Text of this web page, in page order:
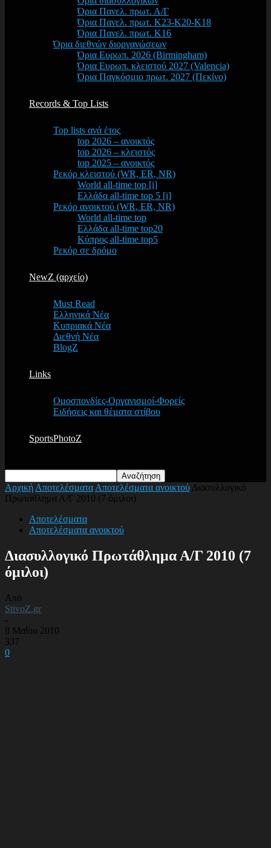
Όρια Πανελ. πρωτ. Α/Γ
Όρια Πανελ. πρωτ. Κ23-Κ20-Κ18
Όρια Πανελ. πρωτ. Κ16
Όρια διεθνών διοργανώσεων
Όρια Ευρωπ. 2026 (Birmingham)
Όρια Ευρωπ. κλειστού 2027 (Valencia)
Όρια Παγκόσμιο πρωτ. 2027 (Πεκίνο)
Records & Top Lists
Top lists ανά έτος
top 2026 – ανοικτός
top 2026 – κλειστός
top 2025 – ανοικτός
Ρεκόρ κλειστού (WR, ER, NR)
World all-time top [i]
Ελλάδα all-time top 5 [i]
Ρεκόρ ανοικτού (WR, ER, NR)
World all-time top
Ελλάδα all-time top20
Κύπρος all-time top5
Ρεκόρ σε δρόμο
NewZ (αρχείο)
Must Read
Ελληνικά Νέα
Κυπριακά Νέα
Διεθνή Νέα
BlogZ
Links
Ομοσπονδίες-Οργανισμοί-Φορείς
Ειδήσεις και θέματα στίβου
SportsPhotoZ
Αρχική Αποτελέσματα Αποτελέσματα ανοικτού Διασυλλογικό
Πρωτάθλημα Α/Γ 2010 (7 όμιλοι)
Αποτελέσματα
Αποτελέσματα ανοικτού
Διασυλλογικό Πρωτάθλημα Α/Γ 2010 (7
όμιλοι)
Από
StivoZ.gr
-
8 Μαΐου 2010
337
0